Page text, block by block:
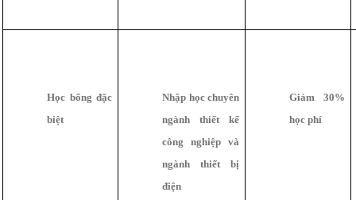
Học bổng đặc
biệt
Nhập học chuyên
ngành thiết kế
công nghiệp và
ngành thiết bị
điện
Giảm 30%
học phí